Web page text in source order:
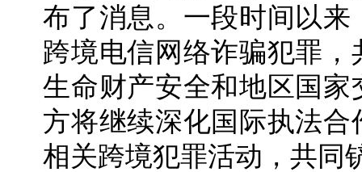
布了消息。一段时间以
跨境电信网络诈骗犯罪
生命财产安全和地区国
方将继续深化国际执法
相关跨境犯罪活动，共同